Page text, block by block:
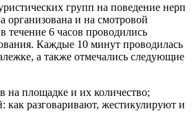
групп на поведение нерп
организована и на смотровой
течение 6 часов проводились
Каждые 10 минут проводилась
а также отмечались следующие
на площадке и их количество;
как разговаривают, жестикулируют и